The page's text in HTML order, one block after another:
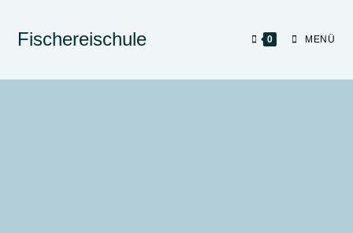
Fischereischule 0 MENÜ